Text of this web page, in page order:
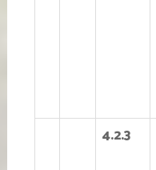
4.2.3